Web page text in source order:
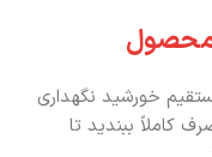
محصول
خورشید نگهداری
کاملاً ببندید تا